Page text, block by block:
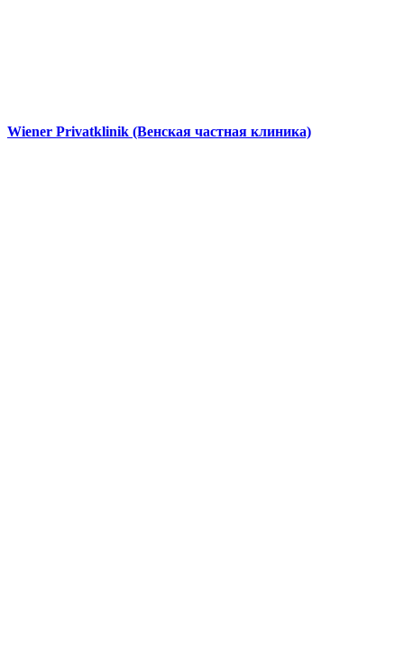
Wiener Privatklinik (Венская частная клиника)